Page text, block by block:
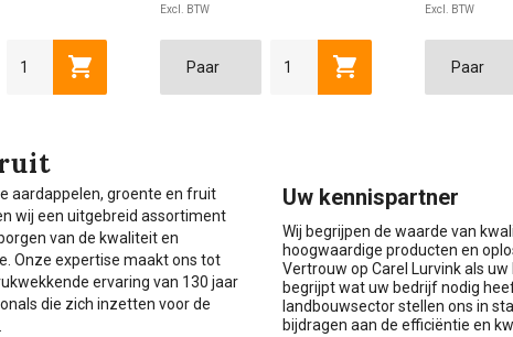
48
41 42 44
Toevoegen aan winkelwagen
Excl. BTW
37 38 39 41
Toevoegen aan
Excl. BTW
36
aardappelen, groente en fruit
wij een uitgebreid assortiment
van de kwaliteit en
Onze expertise maakt ons tot
ervaring van 130 jaar
die zich inzetten voor de
Uw kennispartner
Wij begrijpen de waarde van
hoogwaardige producten en
Vertrouw op Carel Lurvink als
begrijpt wat uw bedrijf nodig
landbouwsector stellen ons in
bijdragen aan de efficiëntie en